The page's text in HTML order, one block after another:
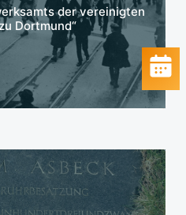
der vereinigten
Dortmund“